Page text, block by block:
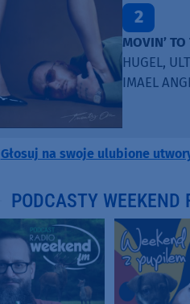
2
MOVIN’
HUGEL,
IMAEL
Głosuj na swoje ulubione
PODCASTY WEEKEND